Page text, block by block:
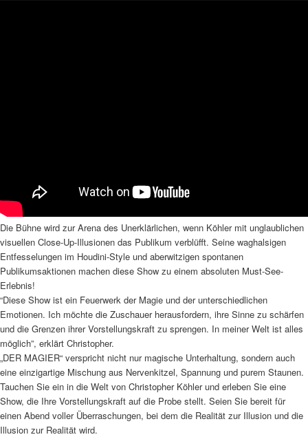
Die Bühne wird zur Arena des Unerklärlichen, wenn Köhler mit unglaublichen
visuellen Close-Up-Illusionen das Publikum verblüfft. Seine waghalsigen
Entfesselungen im Houdini-Style und aberwitzigen spontanen
Publikumsaktionen machen diese Show zu einem absoluten Must-See-
Erlebnis!
“Diese Show ist ein Feuerwerk der Magie und der unterschiedlichen
Emotionen. Ich möchte die Zuschauer herausfordern, ihre Sinne zu schärfen
und die Grenzen ihrer Vorstellungskraft zu sprengen. In meiner Welt ist alles
möglich”, erklärt Christopher.
„DER MAGIER“ verspricht nicht nur magische Unterhaltung, sondern auch
eine einzigartige Mischung aus Nervenkitzel, Spannung und purem Staunen.
Tauchen Sie ein in die Welt von Christopher Köhler und erleben Sie eine
Show, die Ihre Vorstellungskraft auf die Probe stellt. Seien Sie bereit für
einen Abend voller Überraschungen, bei dem die Realität zur Illusion und die
Illusion zur Realität wird.